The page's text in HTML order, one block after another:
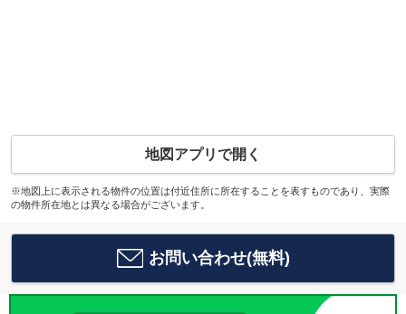
地図アプリで開く
※地図上に表示される物件の位置は付近住所に所在することを表すものであり、実際
の物件所在地とは異なる場合がございます。
お問い合わせ(無料)